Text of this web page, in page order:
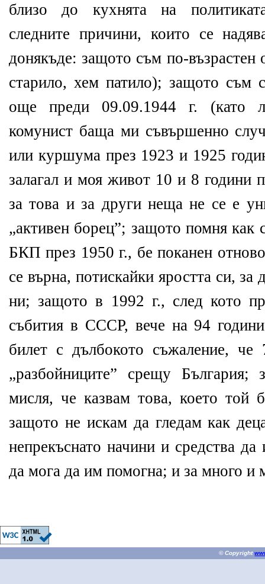
близо до кухнята на
следните причини, които се
донякъде: защото съм по-
старило, хем патило); защото съм
още преди 09.09.1944 г. (като
комунист баща ми съвършенно
или куршума през 1923 и 1925
залагал и моя живот 10 и 8 години
за това и за други неща не се е
„активен борец”; защото помня как
БКП през 1950 г., бе поканен
се върна, потискайки яростта си,
ни; защото в 1992 г., след кото
събития в СССР, вече на 94
билет с дълбокото съжаление,
„разбойниците” срещу
мисля, че казвам това, което той
защото не искам да гледам как
непрекъснато начини и средства да
да мога да им помогна; и за много и
© Copyright